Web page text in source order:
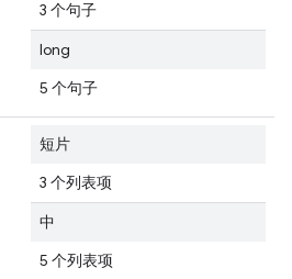
3 个句子
long
5 个句子
短片
3 个列表项
中
5 个列表项